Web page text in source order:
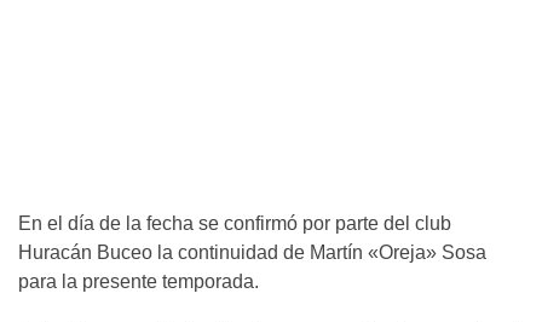
En el día de la fecha se confirmó por parte del club
Huracán Buceo la continuidad de Martín «Oreja» Sosa
para la presente temporada.